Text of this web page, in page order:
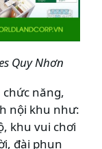
Quy Nhơn
năng,
nội khu như:
khu vui chơi
đài phun